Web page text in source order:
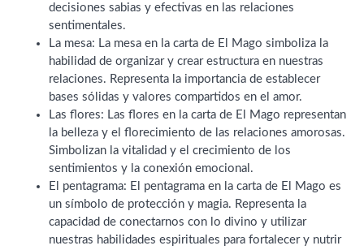
decisiones sabias y efectivas en las relaciones
sentimentales.
La mesa: La mesa en la carta de El Mago simboliza la
habilidad de organizar y crear estructura en nuestras
relaciones. Representa la importancia de establecer
bases sólidas y valores compartidos en el amor.
Las flores: Las flores en la carta de El Mago representan
la belleza y el florecimiento de las relaciones amorosas.
Simbolizan la vitalidad y el crecimiento de los
sentimientos y la conexión emocional.
El pentagrama: El pentagrama en la carta de El Mago es
un símbolo de protección y magia. Representa la
capacidad de conectarnos con lo divino y utilizar
nuestras habilidades espirituales para fortalecer y nutrir